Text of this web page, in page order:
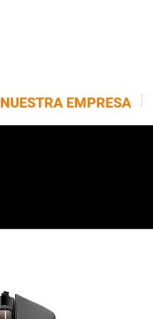
NUESTRA EMPRESA